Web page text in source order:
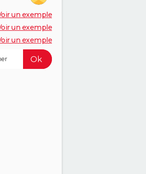
un exemple
un exemple
un exemple